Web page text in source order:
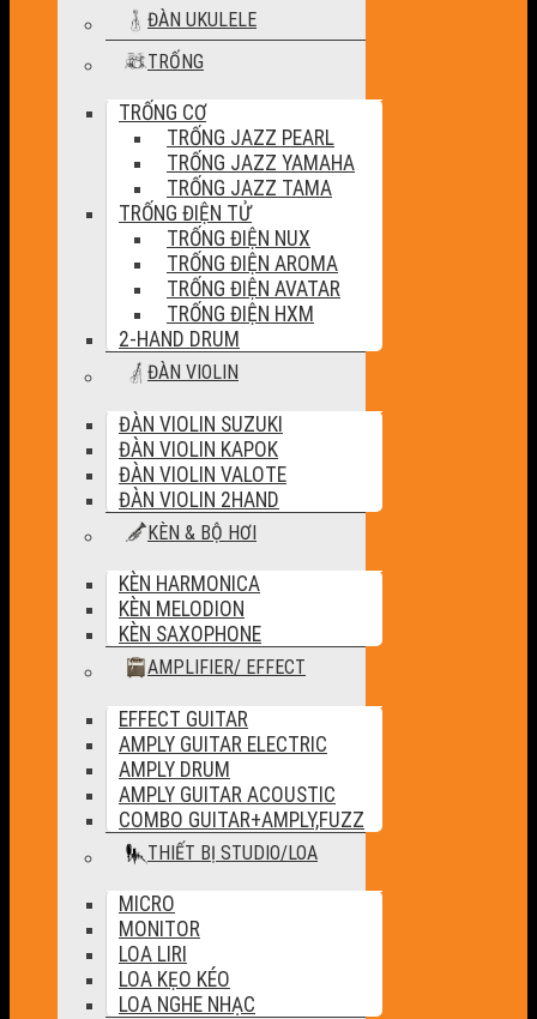
ĐÀN UKULELE
TRỐNG
TRỐNG CƠ
TRỐNG JAZZ PEARL
TRỐNG JAZZ YAMAHA
TRỐNG JAZZ TAMA
TRỐNG ĐIỆN TỬ
TRỐNG ĐIỆN NUX
TRỐNG ĐIỆN AROMA
TRỐNG ĐIỆN AVATAR
TRỐNG ĐIỆN HXM
2-HAND DRUM
ĐÀN VIOLIN
ĐÀN VIOLIN SUZUKI
ĐÀN VIOLIN KAPOK
ĐÀN VIOLIN VALOTE
ĐÀN VIOLIN 2HAND
KÈN & BỘ HƠI
KÈN HARMONICA
KÈN MELODION
KÈN SAXOPHONE
AMPLIFIER/ EFFECT
EFFECT GUITAR
AMPLY GUITAR ELECTRIC
AMPLY DRUM
AMPLY GUITAR ACOUSTIC
COMBO GUITAR+AMPLY,FUZZ
THIẾT BỊ STUDIO/LOA
MICRO
MONITOR
LOA LIRI
LOA KẸO KÉO
LOA NGHE NHẠC